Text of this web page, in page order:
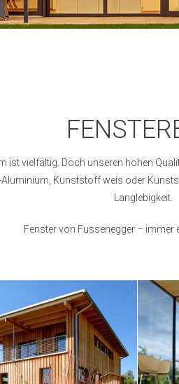
ist vielfältig. Doch unseren hohen
Aluminium, Kunststoff weis oder
Langlebigkeit.
Fenster von Fussenegger – immer